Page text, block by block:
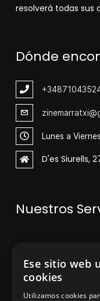
resolverá todas sus
Dónde
+348
Lunes a
D'es Siurells,
Nuestros
Asesoramiento
Instalación y
Ese sitio web
cookies
Utilizamos cookies